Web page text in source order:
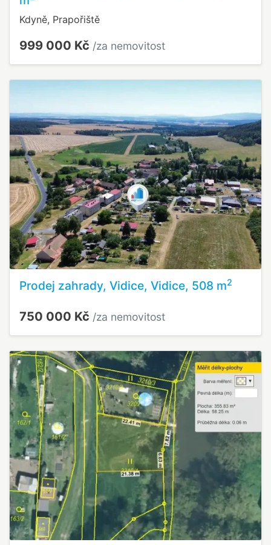
Kdyně, Prapořiště
999 000 Kč /za nemovitost
Prodej zahrady, Vidice, Vidice, 508 m2
750 000 Kč /za nemovitost